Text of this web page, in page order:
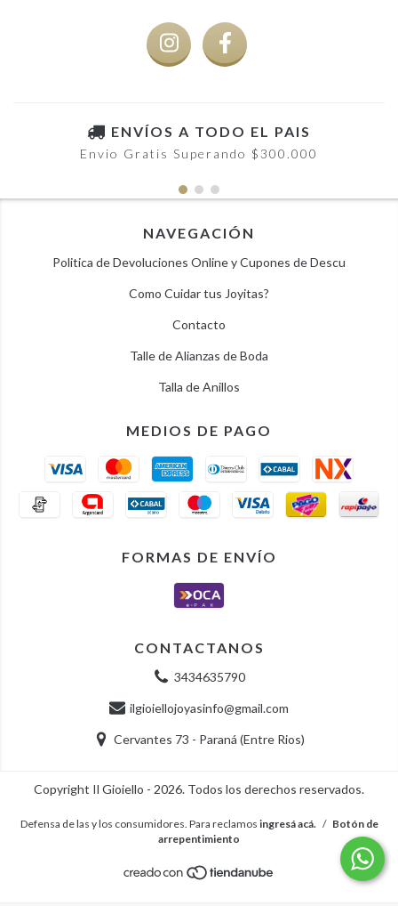
ENVÍOS A TODO EL PAIS
Envio Gratis Superando $300.000
NAVEGACIÓN
Politica de Devoluciones Online y Cupones de Descu
Como Cuidar tus Joyitas?
Contacto
Talle de Alianzas de Boda
Talla de Anillos
MEDIOS DE PAGO
FORMAS DE ENVÍO
CONTACTANOS
3434635790
ilgioiellojoyasinfo@gmail.com
Cervantes 73 - Paraná (Entre Rios)
Copyright Il Gioiello - 2026. Todos los derechos reservados.
Defensa de las y los consumidores. Para reclamos ingresá acá. / Botón de
arrepentimiento